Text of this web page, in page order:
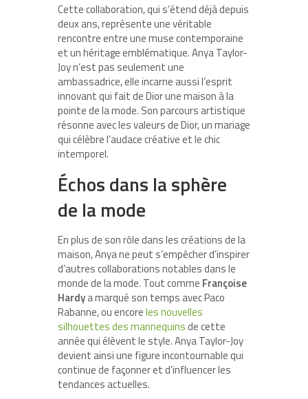
Cette collaboration, qui s’étend déjà depuis
deux ans, représente une véritable
rencontre entre une muse contemporaine
et un héritage emblématique. Anya Taylor-
Joy n’est pas seulement une
ambassadrice, elle incarne aussi l’esprit
innovant qui fait de Dior une maison à la
pointe de la mode. Son parcours artistique
résonne avec les valeurs de Dior, un mariage
qui célèbre l’audace créative et le chic
intemporel.
Échos dans la sphère
de la mode
En plus de son rôle dans les créations de la
maison, Anya ne peut s’empêcher d’inspirer
d’autres collaborations notables dans le
monde de la mode. Tout comme Françoise
Hardya marqué son temps avec Paco
Rabanne, ou encoreles nouvelles
silhouettes des mannequinsde cette
année qui élèvent le style. Anya Taylor-Joy
devient ainsi une figure incontournable qui
continue de façonner et d’influencer les
tendances actuelles.